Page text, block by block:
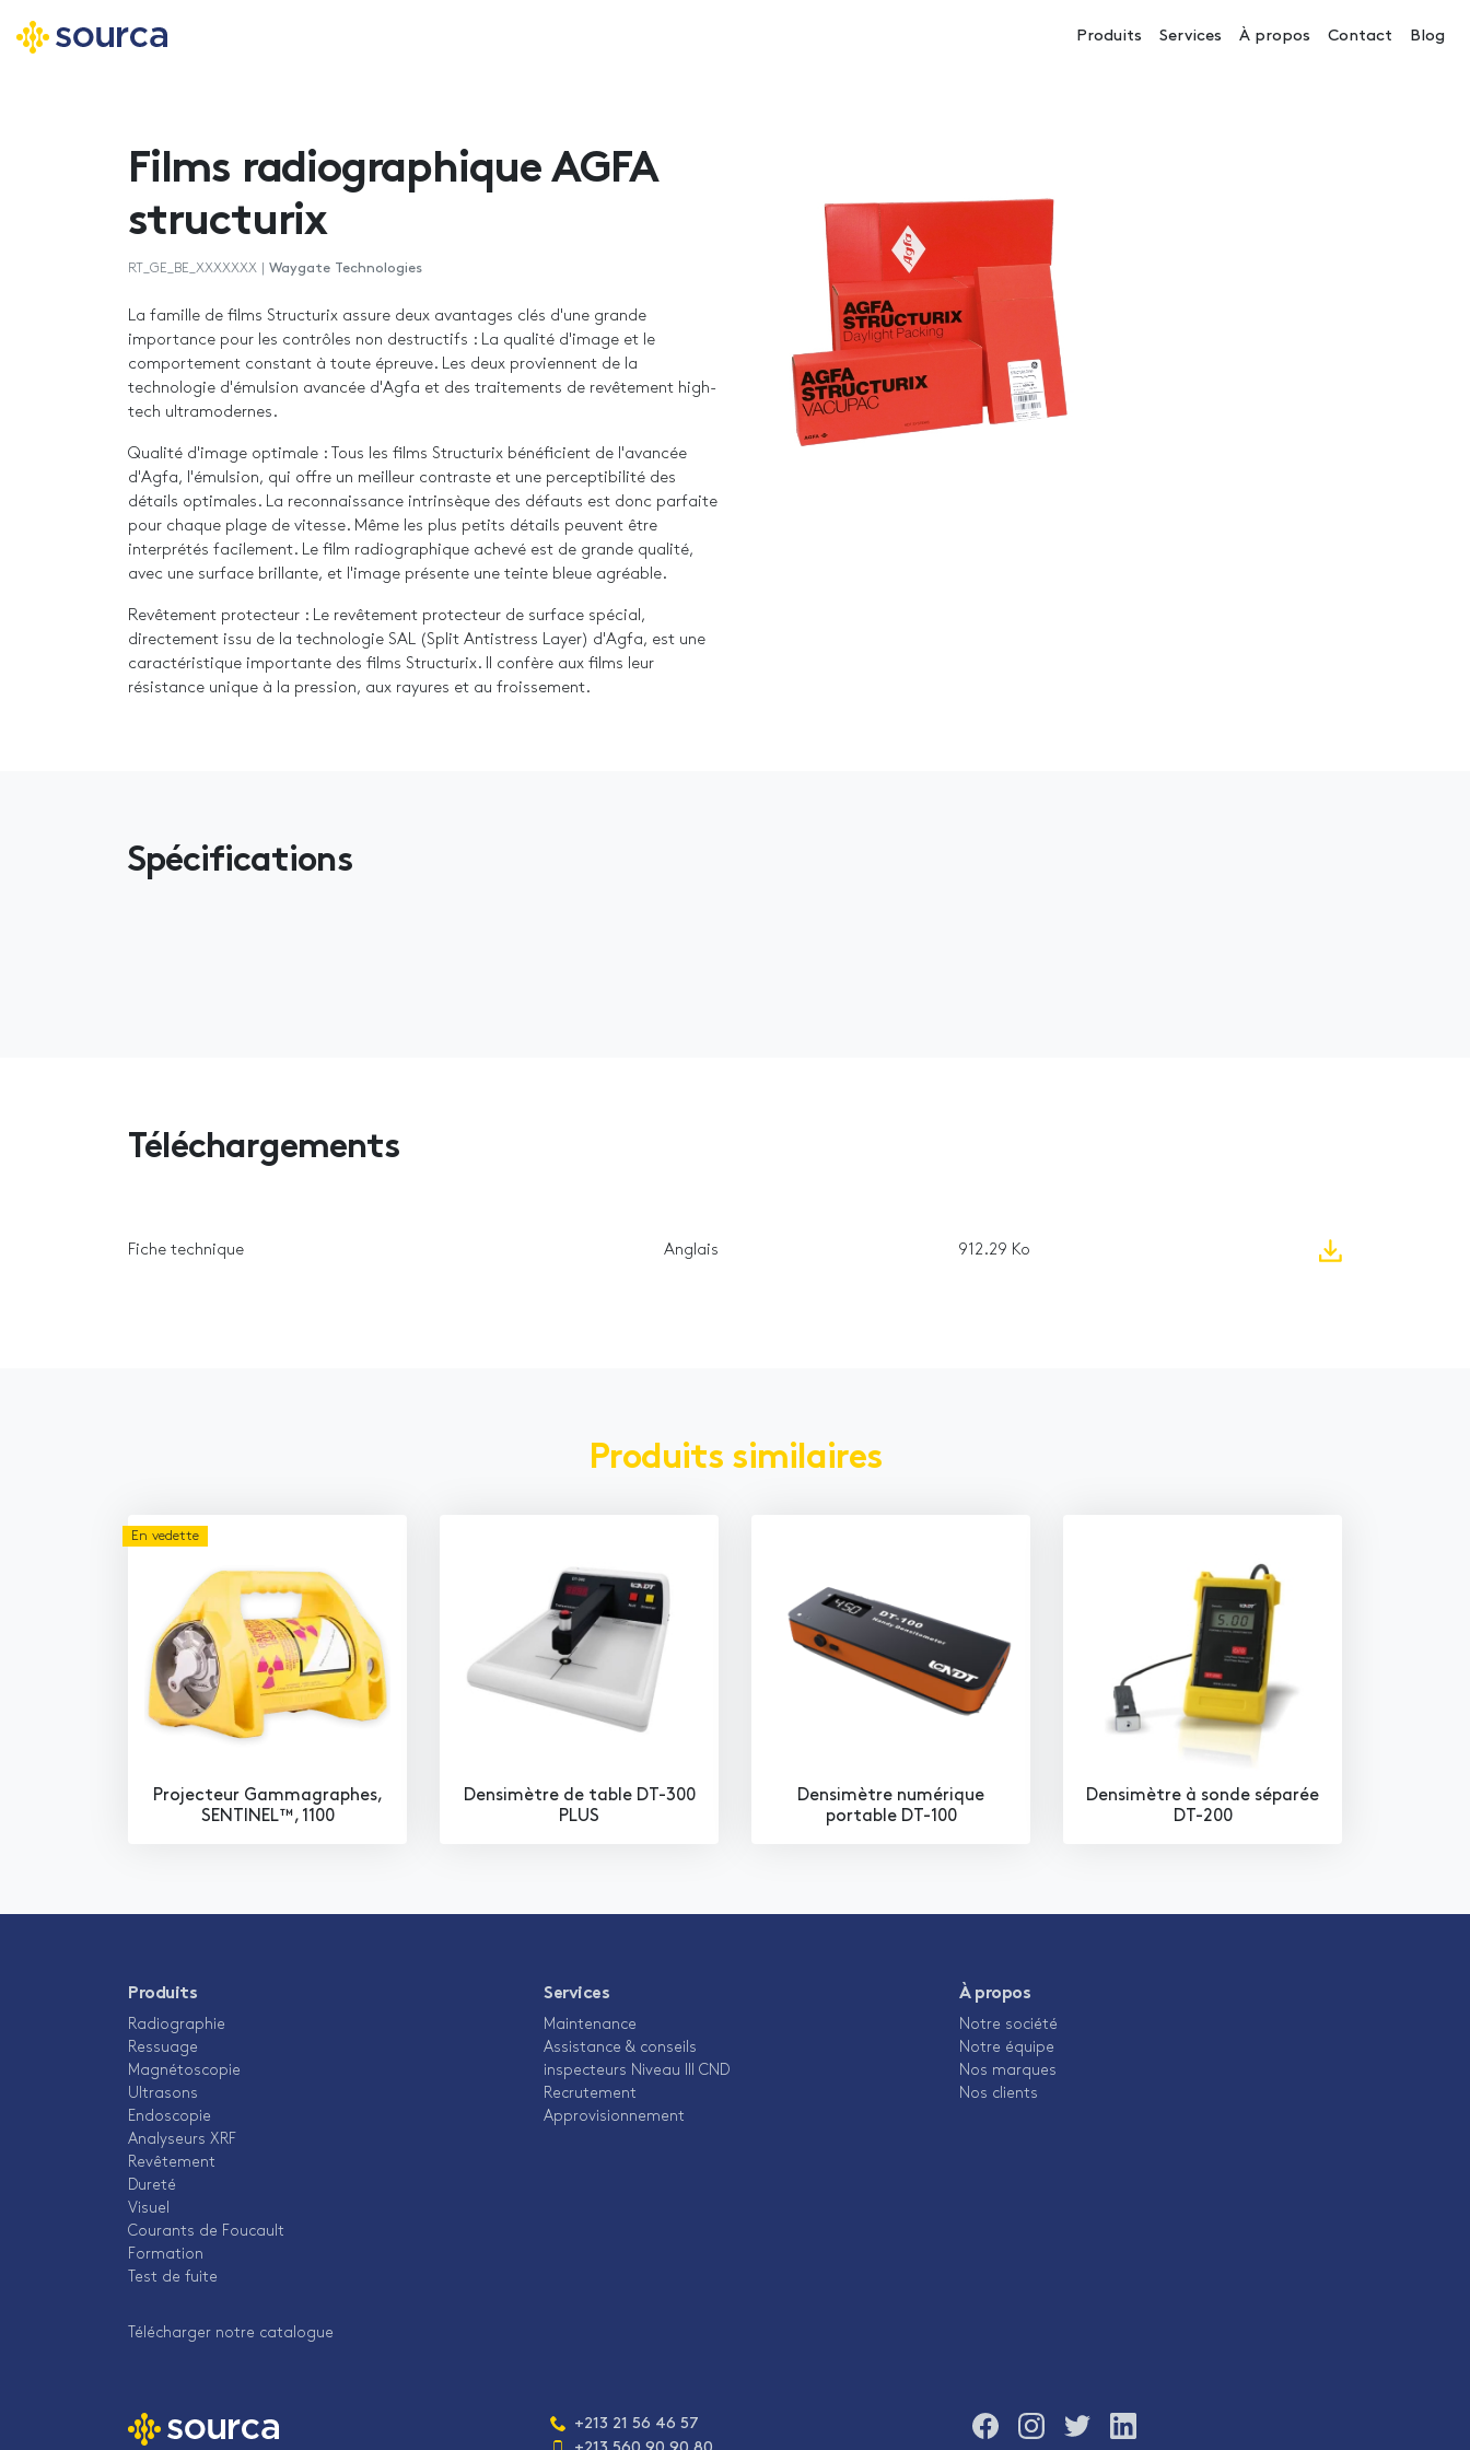
Navigation principale
Produits Services À propos Contact Blog
Films radiographique AGFA
structurix
RT_GE_BE_XXXXXXX | Waygate Technologies
La famille de films Structurix assure deux avantages clés d'une grande
importance pour les contrôles non destructifs : La qualité d'image et le
comportement constant à toute épreuve. Les deux proviennent de la
technologie d'émulsion avancée d'Agfa et des traitements de revêtement high-
tech ultramodernes.
Qualité d'image optimale : Tous les films Structurix bénéficient de l'avancée
d'Agfa, l'émulsion, qui offre un meilleur contraste et une perceptibilité des
détails optimales. La reconnaissance intrinsèque des défauts est donc parfaite
pour chaque plage de vitesse. Même les plus petits détails peuvent être
interprétés facilement. Le film radiographique achevé est de grande qualité,
avec une surface brillante, et l'image présente une teinte bleue agréable.
Revêtement protecteur : Le revêtement protecteur de surface spécial,
directement issu de la technologie SAL (Split Antistress Layer) d'Agfa, est une
caractéristique importante des films Structurix. Il confère aux films leur
résistance unique à la pression, aux rayures et au froissement.
Spécifications
Téléchargements
Fiche technique Anglais 912.29 Ko
Produits similaires
En vedette
Projecteur Gammagraphes,
SENTINEL™, 1100
Densimètre de table DT-300
PLUS
Densimètre numérique
portable DT-100
Densimètre à sonde séparée
DT-200
Produits
Radiographie
Ressuage
Magnétoscopie
Ultrasons
Endoscopie
Analyseurs XRF
Revêtement
Dureté
Visuel
Courants de Foucault
Formation
Test de fuite
Services
Maintenance
Assistance & conseils
inspecteurs Niveau III CND
Recrutement
Approvisionnement
À propos
Notre société
Notre équipe
Nos marques
Nos clients
Télécharger notre catalogue
Téléphone
+213 21 56 46 57
Rejoignez-Rejoignez-Rejoignez-Rejoignez-